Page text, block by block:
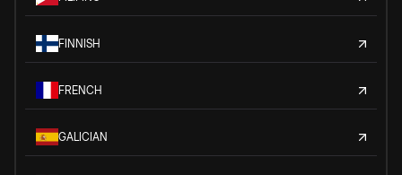
FINNISH
FRENCH
GALICIAN